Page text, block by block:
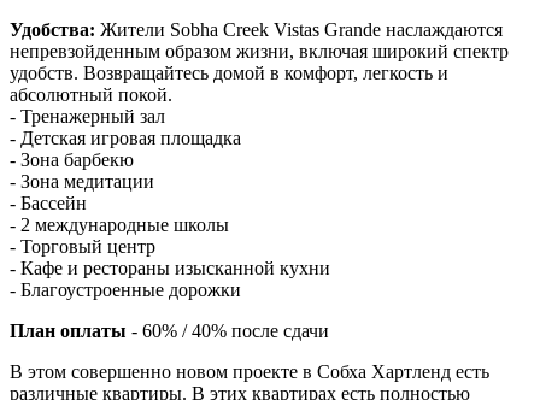
Удобства: Жители Sobha Creek Vistas Grande наслаждаются
непревзойденным образом жизни, включая широкий спектр
удобств. Возвращайтесь домой в комфорт, легкость и
абсолютный покой.
- Тренажерный зал
- Детская игровая площадка
- Зона барбекю
- Зона медитации
- Бассейн
- 2 международные школы
- Торговый центр
- Кафе и рестораны изысканной кухни
- Благоустроенные дорожки
План оплаты - 60% / 40% после сдачи
В этом совершенно новом проекте в Собха Хартленд есть
различные квартиры. В этих квартирах есть полностью